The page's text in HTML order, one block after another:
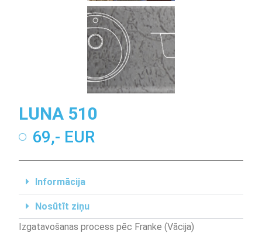
LUNA 510
69,- EUR
Informācija
Nosūtīt ziņu
Izgatavošanas process pēc Franke (Vācija)